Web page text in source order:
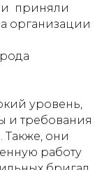
и приняли
организации
уровень,
и требования
они
работу